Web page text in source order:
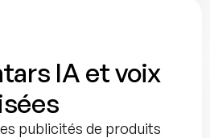
IA et voix
publicités de produits